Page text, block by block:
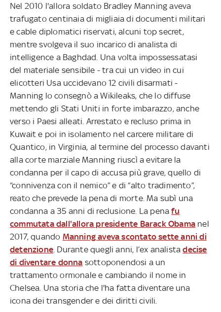
Nel 2010 l'allora soldato Bradley Manning aveva
trafugato centinaia di migliaia di documenti militari
e cable diplomatici riservati, alcuni top secret,
mentre svolgeva il suo incarico di analista di
intelligence a Baghdad. Una volta impossessatasi
del materiale sensibile - tra cui un video in cui
elicotteri Usa uccidevano 12 civili disarmati -
Manning lo consegnò a Wikileaks, che lo diffuse
mettendo gli Stati Uniti in forte imbarazzo, anche
verso i Paesi alleati. Arrestato e recluso prima in
Kuwait e poi in isolamento nel carcere militare di
Quantico, in Virginia, al termine del processo davanti
alla corte marziale Manning riuscì a evitare la
condanna per il capo di accusa più grave, quello di
“connivenza con il nemico” e di “alto tradimento”,
reato che prevede la pena di morte. Ma subì una
condanna a 35 anni di reclusione. La penafu
commutata dall'allora presidente Barack Obama nel
2017, quando Manning aveva scontato sette anni di
detenzione . Durante quegli anni, l’ex analistadecise
di diventare donna sottoponendosi a un
trattamento ormonale e cambiando il nome in
Chelsea. Una storia che l'ha fatta diventare una
icona dei transgender e dei diritti civili.